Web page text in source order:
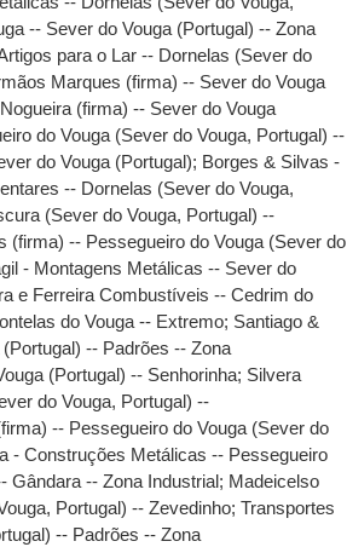
-- Sever do Vouga (Portugal) -- Zona
para o Lar -- Dornelas (Sever do
Marques (firma) -- Sever do Vouga
(firma) -- Sever do Vouga
do Vouga (Sever do Vouga, Portugal) --
do Vouga (Portugal); Borges & Silvas -
-- Dornelas (Sever do Vouga,
(Sever do Vouga, Portugal) --
(firma) -- Pessegueiro do Vouga (Sever do
- Montagens Metálicas -- Sever do
e Ferreira Combustíveis -- Cedrim do
do Vouga -- Extremo; Santiago &
-- Padrões -- Zona
(Portugal) -- Senhorinha; Silvera
do Vouga, Portugal) --
-- Pessegueiro do Vouga (Sever do
- Construções Metálicas -- Pessegueiro
Gândara -- Zona Industrial; Madeicelso
Portugal) -- Zevedinho;Transportes
-- Padrões -- Zona